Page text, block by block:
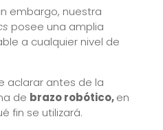
embargo, nuestra
posee una amplia
a cualquier nivel de
aclarar antes de la
de brazo robótico,en
fin se utilizará.